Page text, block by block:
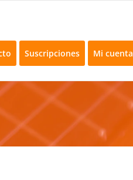
Suscripciones Mi cuenta